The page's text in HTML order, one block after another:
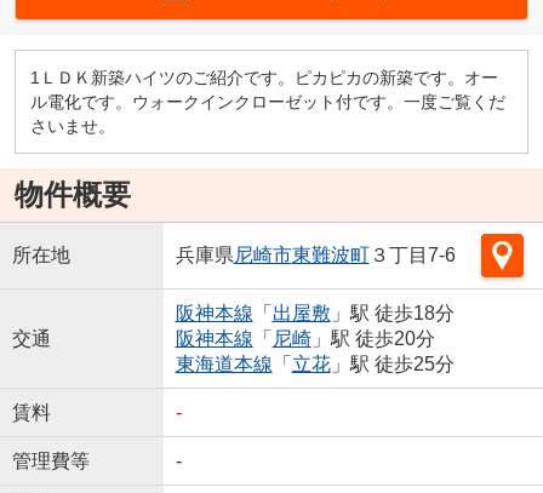
1ＬＤＫ新築ハイツのご紹介です。ピカピカの新築です。オー
ル電化です。ウォークインクローゼット付です。一度ご覧くだ
さいませ。
物件概要
所在地 兵庫県尼崎市東難波町３丁目7-6
交通
阪神本線 「 出屋敷 」駅 徒歩18分
阪神本線 「 尼崎」駅 徒歩20分
東海道本線 「 立花」駅 徒歩25分
賃料 -
管理費等 -